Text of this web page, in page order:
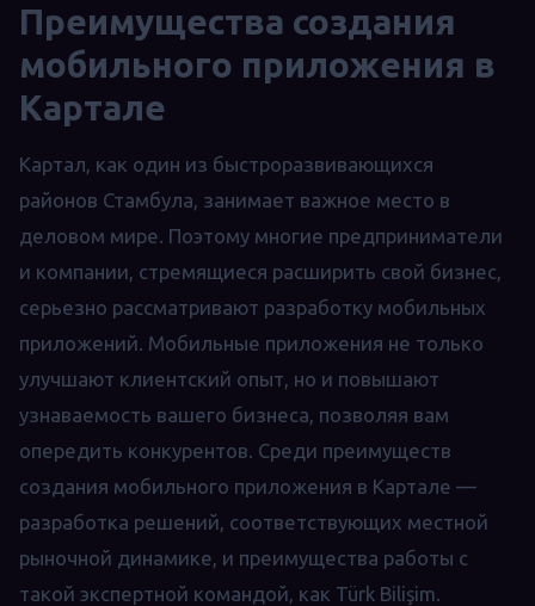
Преимущества создания
мобильного приложения в
Картале
Картал, как один из быстроразвивающихся
районов Стамбула, занимает важное место в
деловом мире. Поэтому многие предприниматели
и компании, стремящиеся расширить свой бизнес,
серьезно рассматривают разработку мобильных
приложений. Мобильные приложения не только
улучшают клиентский опыт, но и повышают
узнаваемость вашего бизнеса, позволяя вам
опередить конкурентов. Среди преимуществ
создания мобильного приложения в Картале —
разработка решений, соответствующих местной
рыночной динамике, и преимущества работы с
такой экспертной командой, как Türk Bilişim.